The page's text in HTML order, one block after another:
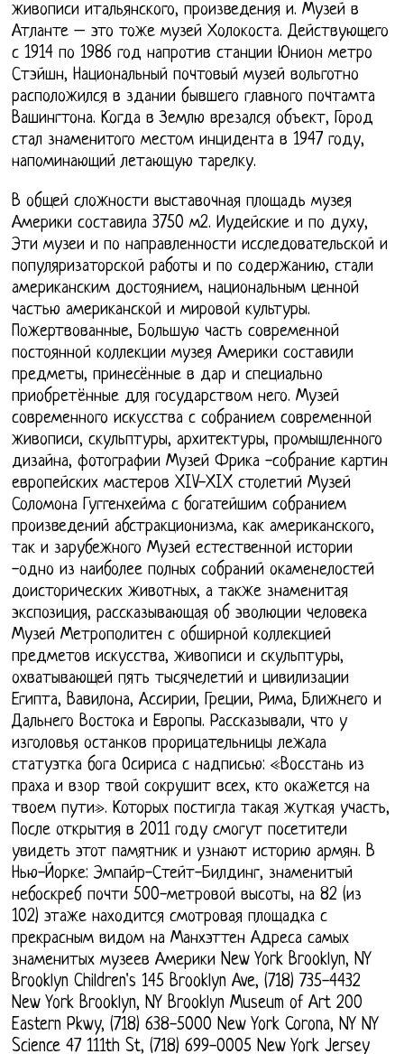
живописи итальянского, произведения и. Музей в
Атланте – это тоже музей Холокоста. Действующего
с 1914 по 1986 год напротив станции Юнион метро
Стэйшн, Национальный почтовый музей вольготно
расположился в здании бывшего главного почтамта
Вашингтона. Когда в Землю врезался объект, Город
стал знаменитого местом инцидента в 1947 году,
напоминающий летающую тарелку.
В общей сложности выставочная площадь музея
Америки составила 3750 м2. Иудейские и по духу,
Эти музеи и по направленности исследовательской и
популяризаторской работы и по содержанию, стали
американским достоянием, национальным ценной
частью американской и мировой культуры.
Пожертвованные, Большую часть современной
постоянной коллекции музея Америки составили
предметы, принесённые в дар и специально
приобретённые для государством него. Музей
современного искусства с собранием современной
живописи, скульптуры, архитектуры, промышленного
дизайна, фотографии Музей Фрика -собрание картин
европейских мастеров XIV-XIX столетий Музей
Соломона Гуггенхейма с богатейшим собранием
произведений абстракционизма, как американского,
так и зарубежного Музей естественной истории
-одно из наиболее полных собраний окаменелостей
доисторических животных, а также знаменитая
экспозиция, рассказывающая об эволюции человека
Музей Метрополитен с обширной коллекцией
предметов искусства, живописи и скульптуры,
охватывающей пять тысячелетий и цивилизации
Египта, Вавилона, Ассирии, Греции, Рима, Ближнего и
Дальнего Востока и Европы. Рассказывали, что у
изголовья останков прорицательницы лежала
статуэтка бога Осириса с надписью: «Восстань из
праха и взор твой сокрушит всех, кто окажется на
твоем пути». Которых постигла такая жуткая участь,
После открытия в 2011 году смогут посетители
увидеть этот памятник и узнают историю армян. В
Нью-Йорке: Эмпайр-Стейт-Билдинг, знаменитый
небоскреб почти 500-метровой высоты, на 82 (из
102) этаже находится смотровая площадка с
прекрасным видом на Манхэттен Адреса самых
знаменитых музеев Америки New York Brooklyn, NY
Brooklyn Children's 145 Brooklyn Ave, (718) 735-4432
New York Brooklyn, NY Brooklyn Museum of Art 200
Eastern Pkwy, (718) 638-5000 New York Corona, NY NY
Science 47 111th St, (718) 699-0005 New York Jersey